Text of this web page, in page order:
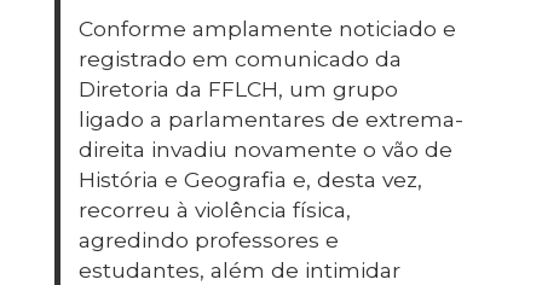
Conforme amplamente noticiado e
registrado em comunicado da
Diretoria da FFLCH, um grupo
ligado a parlamentares de extrema-
direita invadiu novamente o vão de
História e Geografia e, desta vez,
recorreu à violência física,
agredindo professores e
estudantes, além de intimidar